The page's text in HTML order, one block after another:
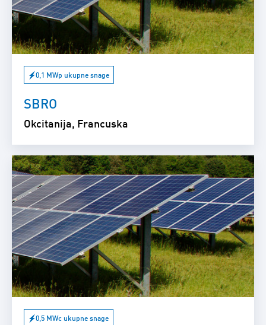
0,1 MWp ukupne snage
SBRO
Okcitanija, Francuska
0,5 MWc ukupne snage